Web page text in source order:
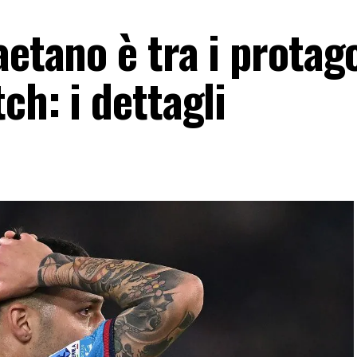
è tra i
i dettagli